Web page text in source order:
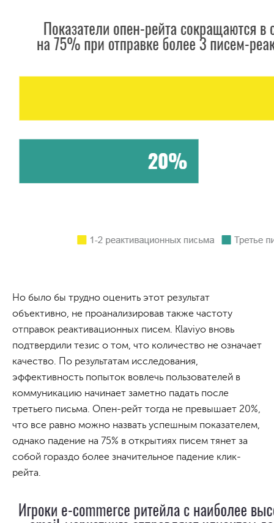
Но было бы трудно оценить этот результат
объективно, не проанализировав также частоту
отправок реактивационных писем. Klaviyo вновь
подтвердили тезис о том, что количество не означает
качество. По результатам исследования,
эффективность попыток вовлечь пользователей в
коммуникацию начинает заметно падать после
третьего письма. Опен-рейт тогда не превышает 20%,
что все равно можно назвать успешным показателем,
однако падение на 75% в открытиях писем тянет за
собой гораздо более значительное падение клик-
рейта.